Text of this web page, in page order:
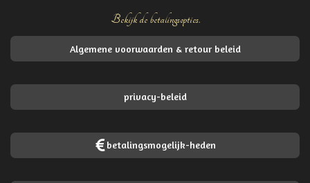
Bekijk de betalingsopties.
Algemene voorwaarden & retour beleid
privacy-beleid
betalingsmogelijk-heden